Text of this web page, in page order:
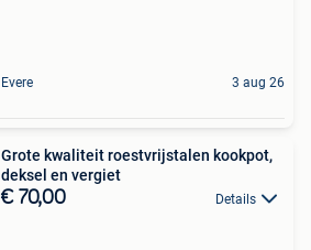
Evere 3 aug 26
Grote kwaliteit roestvrijstalen kookpot,
deksel en vergiet
€ 70,00 Details